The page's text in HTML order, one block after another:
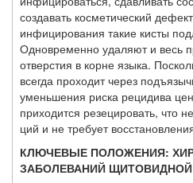
создавать косметический
инфицирования такие кисты
Одновременно удаляют и весь
отверстия в корне языка.
всегда проходит через
уменьшения риска рецидива
приходится резецировать, что
ций и не требует
КЛЮЧЕВЫЕ ПОЛОЖЕНИЯ:
ЗАБОЛЕВАНИЙ ЩИТОВИДНОЙ